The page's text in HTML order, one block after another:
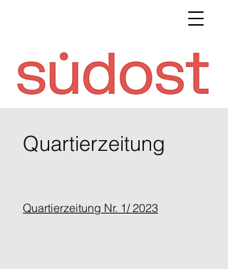
Quartierzeitung
Quartierzeitung Nr. 1/ 2023